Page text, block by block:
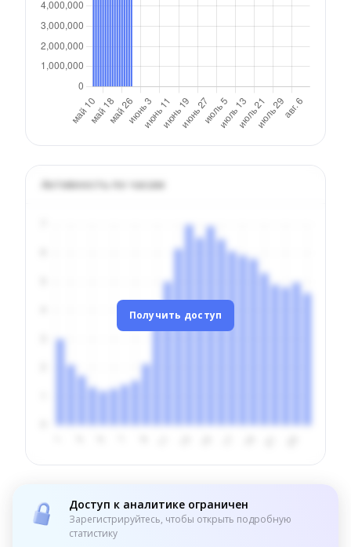
Активность по часам
Получить доступ
Доступ к аналитике ограничен
Зарегистрируйтесь, чтобы открыть подробную
статистику